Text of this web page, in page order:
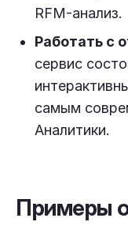
RFM-анализ.
Работать с
сервис
самым
Аналитики.
Примеры